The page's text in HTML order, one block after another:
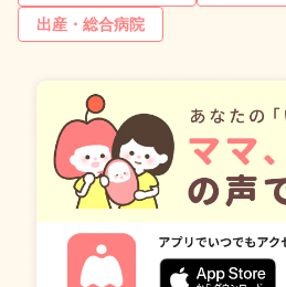
出産・総合病院